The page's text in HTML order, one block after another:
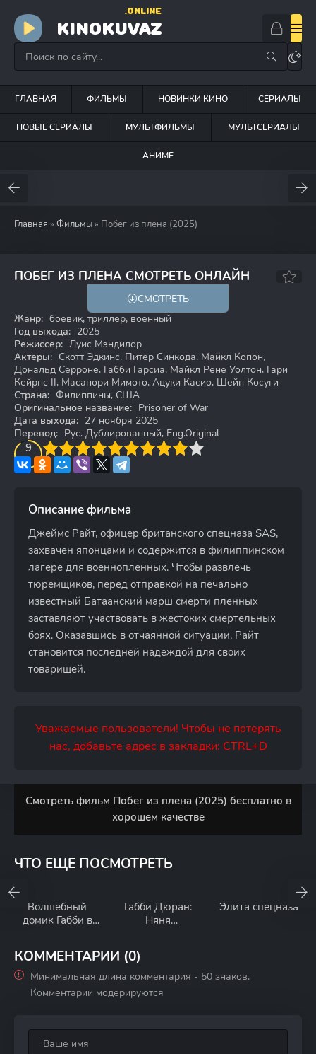
KINOKUVAZ
.ONLINE
ГЛАВНАЯ ФИЛЬМЫ НОВИНКИ КИНО СЕРИАЛЫ
НОВЫЕ СЕРИАЛЫ МУЛЬТФИЛЬМЫ МУЛЬТСЕРИАЛЫ
АНИМЕ
Главная » Фильмы » Побег из плена (2025)
ПОБЕГ ИЗ ПЛЕНА СМОТРЕТЬ ОНЛАЙН
5.5 5.7
СМОТРЕТЬ
Жанр: боевик, триллер, военный
Год выхода: 2025
Режиссер: Луис Мэндилор
Актеры: Скотт Эдкинс, Питер Синкода, Майкл Копон,
Дональд Серроне, Габби Гарсиа, Майкл Рене Уолтон, Гари
Кейрнс II, Масанори Мимото, Ацуки Касио, Шейн Косуги
Страна: Филиппины, США
Оригинальное название: Prisoner of War
Дата выхода: 27 ноября 2025
Перевод: Рус. Дублированный, Eng.Original
9
4 5 6 7 8 9 10
Описание фильма
Джеймс Райт, офицер британского спецназа SAS,
захвачен японцами и содержится в филиппинском
лагере для военнопленных. Чтобы развлечь
тюремщиков, перед отправкой на печально
известный Батаанский марш смерти пленных
заставляют участвовать в жестоких смертельных
боях. Оказавшись в отчаянной ситуации, Райт
становится последней надеждой для своих
товарищей.
Уважаемые пользователи! Чтобы не потерять
нас, добавьте адрес в закладки: CTRL+D
Смотреть фильм Побег из плена (2025) бесплатно в
хорошем качестве
ЧТО ЕЩЕ ПОСМОТРЕТЬ
Волшебный
домик Габби в
Габби Дюран:
Няня
Элита спецназа
КОММЕНТАРИИ (0)
Минимальная длина комментария - 50 знаков.
Комментарии модерируются